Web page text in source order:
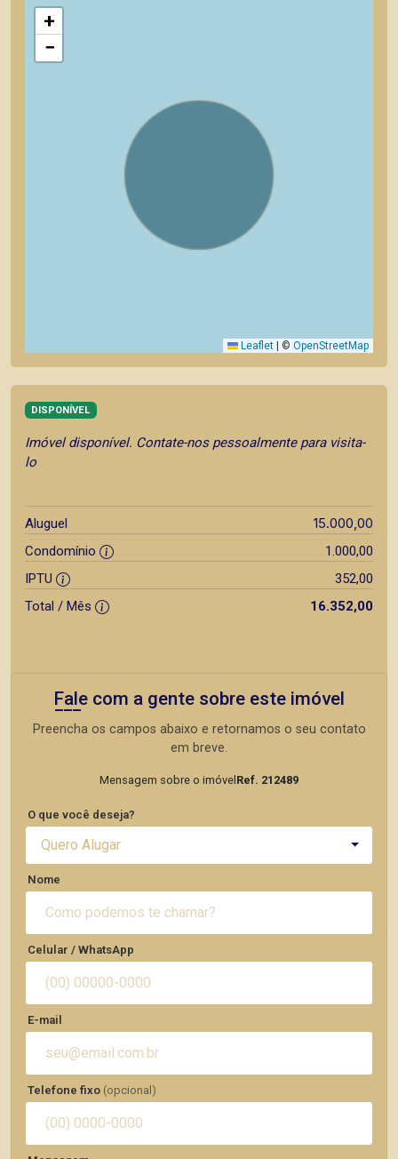
+
−
Leaflet © OpenStreetMap
DISPONÍVEL
Imóvel disponível. Contate-nos pessoalmente para visita-
lo
Aluguel 15.000,00
Condomínio
1.000,00
IPTU
352,00
Total / Mês
16.352,00
Fale com a gente sobre este imóvel
Preencha os campos abaixo e retornamos o seu contato
em breve.
Mensagem sobre o imóvel Ref. 212489
O que você deseja?
Quero Alugar
Nome
Celular / WhatsApp
E-mail
Telefone fixo (opcional)